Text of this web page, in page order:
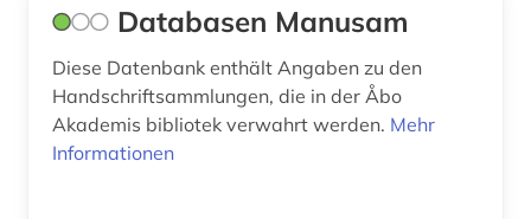
Databasen Manusam
Diese Datenbank enthält Angaben zu den
Handschriftsammlungen, die in der Åbo
Akademis bibliotek verwahrt werden. Mehr
Informationen